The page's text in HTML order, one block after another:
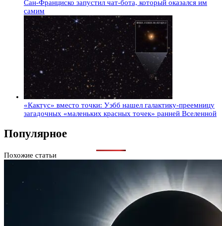
Сан-Франциско запустил чат-бота, который оказался им
самим
«Кактус» вместо точки: Уэбб нашел галактику-преемницу
загадочных «маленьких красных точек» ранней Вселенной
Популярное
Похожие статьи